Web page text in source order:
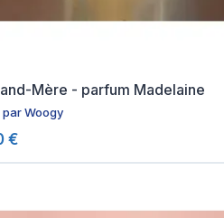
Mère - parfum Madelaine
parWoogy
€